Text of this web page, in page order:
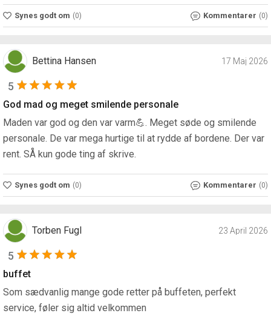
Synes godt om (0) Kommentarer (0)
Bettina Hansen 17 Maj 2026
5
God mad og meget smilende personale
Maden var god og den var varm💪. Meget søde og smilende
personale. De var mega hurtige til at rydde af bordene. Der var
rent. SÅ kun gode ting af skrive.
Synes godt om (0) Kommentarer (0)
Torben Fugl 23 April 2026
5
buffet
Som sædvanlig mange gode retter på buffeten, perfekt
service, føler sig altid velkommen